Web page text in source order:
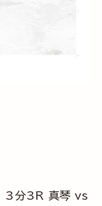
分3R 真琴 vs